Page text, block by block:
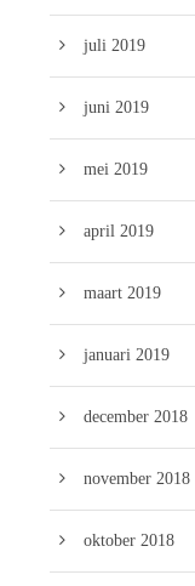
juli 2019
juni 2019
mei 2019
april 2019
maart 2019
januari 2019
december 2018
november 2018
oktober 2018